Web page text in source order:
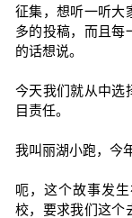
征集，想听一听大
多的投稿，而且每
的话想说。
今天我们就从中选
目责任。
我叫丽湖小跑，今
呃，这个故事发
校，要求我们这个